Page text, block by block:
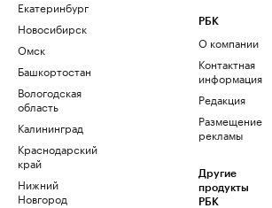
Екатеринбург
Новосибирск
Омск
Башкортостан
Вологодская
область
Калининград
Краснодарский
край
Нижний
Новгород
РБК
О компании
Контактная
информация
Редакция
Размещение
рекламы
Другие
продукты
РБК